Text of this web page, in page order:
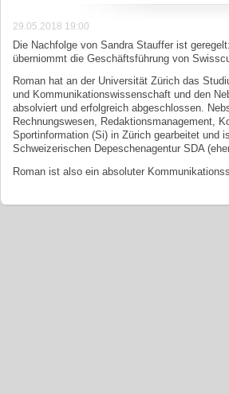
29.05.2018 19:00
Die Nachfolge von Sandra Stauffer ist geregelt:
überniommt die Geschäftsführung von
Roman hat an der Universität Zürich das
und Kommunikationswissenschaft und den
absolviert und erfolgreich abgeschlossen.
Rechnungswesen, Redaktionsmanagement,
Sportinformation (Si) in Zürich gearbeitet und
Schweizerischen Depeschenagentur SDA
Roman ist also ein absoluter